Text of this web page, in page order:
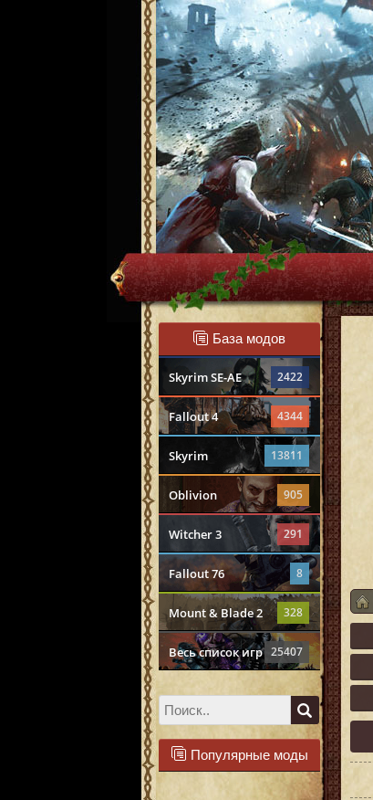
База модов
Skyrim SE-AE 2422
Fallout 4 4344
Skyrim 13811
Oblivion 905
Witcher 3 291
Fallout 76 8
Mount & Blade 2 328
Весь список игр 25407
Популярные моды